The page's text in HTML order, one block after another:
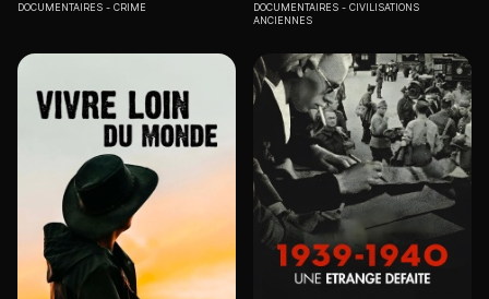
DOCUMENTAIRES CRIME DOCUMENTAIRES
CIVILISATIONS
ANCIENNES